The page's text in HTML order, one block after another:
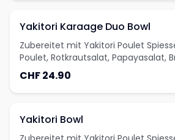
Yakitori Karaage Duo Bowl
Zubereitet mit Yakitori Poulet
Poulet, Rotkrautsalat, Papayasalat,
Bohnen, Cherrytomaten und
CHF 24.90
Yakitori Bowl